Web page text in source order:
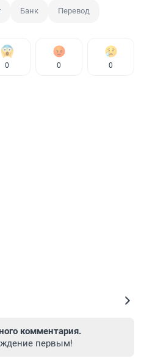
Банк Перевод
0 0 0
комментария.
первым!